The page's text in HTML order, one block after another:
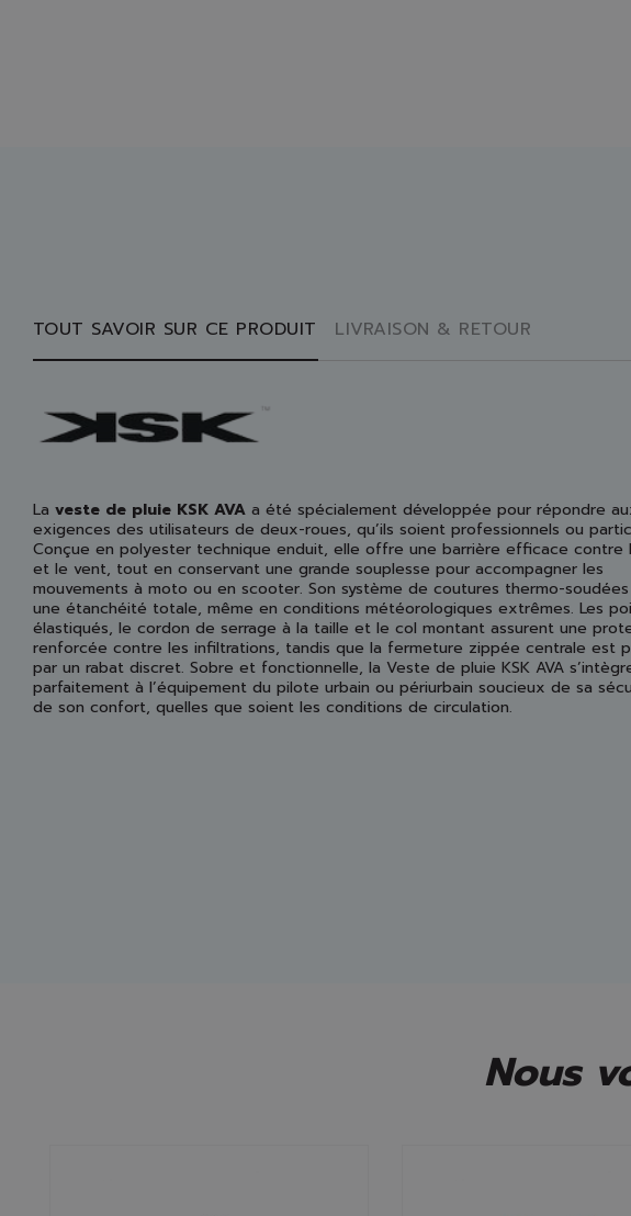
TOUT SAVOIR SUR CE PRODUIT LIVRAISON & RETOUR
La veste de pluie KSK AVA a été spécialement développée pour répondre
exigences des utilisateurs de deux-roues, qu’ils soient professionnels ou
Conçue en polyester technique enduit, elle offre une barrière efficace contre
et le vent, tout en conservant une grande souplesse pour accompagner les
mouvements à moto ou en scooter. Son système de coutures thermo-
une étanchéité totale, même en conditions météorologiques extrêmes. Les
élastiqués, le cordon de serrage à la taille et le col montant assurent une
renforcée contre les infiltrations, tandis que la fermeture zippée centrale est
par un rabat discret. Sobre et fonctionnelle, la Veste de pluie KSK AVA
parfaitement à l’équipement du pilote urbain ou périurbain soucieux de sa
de son confort, quelles que soient les conditions de circulation.
Nous